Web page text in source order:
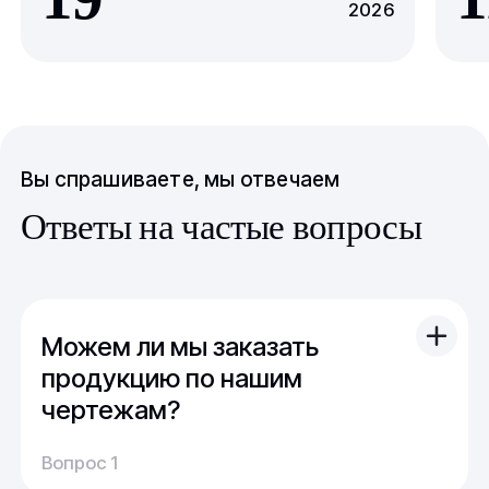
2026
Вы спрашиваете, мы отвечаем
Ответы на частые вопросы
Можем ли мы заказать
продукцию по нашим
чертежам?
Вы можете отправить свой чертеж/проект
(в т.ч. примерный) с техническим заданием.
Вопрос 1